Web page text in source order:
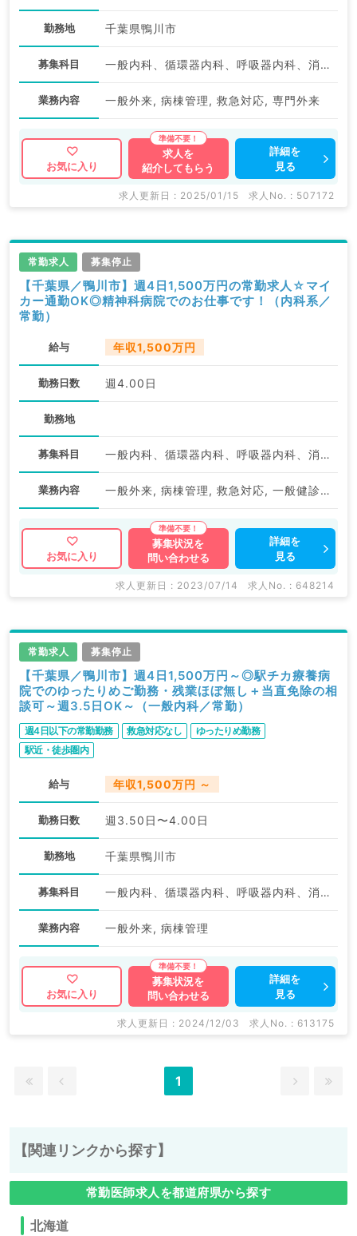
勤務地 千葉県鴨川市
募集科目 一般内科、循環器内科、呼吸器内科、消化器内科、内分泌・代謝内科、腎臓内科
業務内容 一般外来, 病棟管理, 救急対応, 専門外来
お気に入り
求人を
紹介してもらう
詳細を
見る
求人更新日 : 2025/01/15 求人No. : 507172
常勤求人 募集停止
【千葉県／鴨川市】週4日1,500万円の常勤求人☆マイ
カー通勤OK◎精神科病院でのお仕事です！（内科系／
常勤）
給与 年収1,500万円
勤務日数 週4.00日
勤務地
募集科目 一般内科、循環器内科、呼吸器内科、消化器内科、内分泌・代謝内科
業務内容 一般外来, 病棟管理, 救急対応, 一般健診・人間ドック
お気に入り
募集状況を
問い合わせる
詳細を
見る
求人更新日 : 2023/07/14 求人No. : 648214
常勤求人 募集停止
【千葉県／鴨川市】週4日1,500万円～◎駅チカ療養病
院でのゆったりめご勤務・残業ほぼ無し＋当直免除の相
談可～週3.5日OK～（一般内科／常勤）
週4日以下の常勤勤務 救急対応なし
ゆったりめ勤務
駅近・徒歩圏内
給与 年収1,500万円 ～
勤務日数 週3.50日〜4.00日
勤務地 千葉県鴨川市
募集科目 一般内科、循環器内科、呼吸器内科、消化器内科、内分泌・代謝内科
業務内容 一般外来, 病棟管理
お気に入り
募集状況を
問い合わせる
詳細を
見る
求人更新日 : 2024/12/03 求人No. : 613175
1
【関連リンクから探す】
常勤医師求人を都道府県から探す
北海道